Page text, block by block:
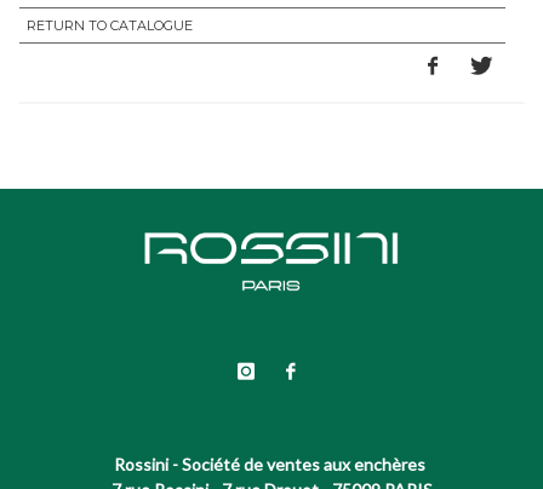
RETURN TO CATALOGUE
Rossini - Société de ventes aux enchères